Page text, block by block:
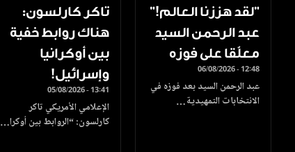
”لقد هززنا العالم!”
عبد الرحمن السيد
معلّقا على فوزه
06/08/2026 - 12:48
عبد الرحمن السيد بعد فوزه في
الانتخابات التمهيدية…
تاكر كارلسون:
هناك روابط خفية
بين أوكرانيا
وإسرائيل!
05/08/2026 - 13:41
الإعلامي الأمريكي تاكر
كارلسون: “الروابط بين أوكرا…